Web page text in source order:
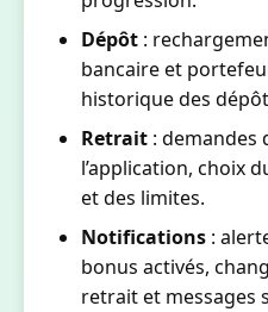
Dépôt :
bancaire et
historique des
Retrait : demandes
l’application, choix
et des limites.
Notifications :
bonus activés,
retrait et messages